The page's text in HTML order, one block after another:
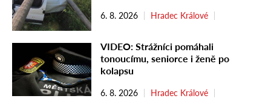
6. 8. 2026 Hradec Králové
VIDEO: Strážníci pomáhali
tonoucímu, seniorce i ženě po
kolapsu
6. 8. 2026 Hradec Králové